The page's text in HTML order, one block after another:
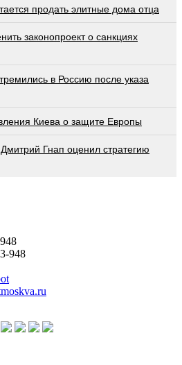
продать элитные дома отца
законопроект о санкциях
в Россию после указа
Киева о защите Европы
Гнап оценил стратегию
948